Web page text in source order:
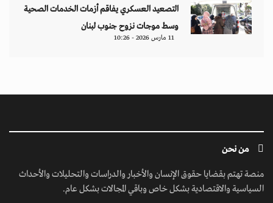
التصعيد العسكري يفاقم أزمات الخدمات الصحية
وسط موجات نزوح جنوب لبنان
11 مارس 2026 - 10:26
من نحن
منصة تهتم بقضايا حقوق الإنسان والأخبار والدراسات والتحليلات والأحداث
السياسية والاقتصادية بشكل خاص وباقي المجالات بشكل عام.